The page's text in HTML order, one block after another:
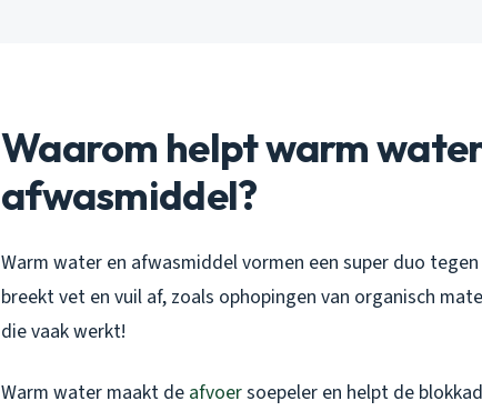
Waarom helpt warm
afwasmiddel?
Warm water en afwasmiddel vormen een super duo
breekt vet en vuil af, zoals ophopingen van organisch
die vaak werkt!
Warm water maakt de afvoersoepeler en helpt de